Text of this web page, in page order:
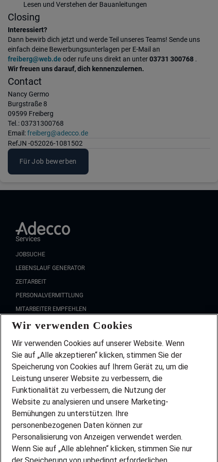
Lesen und Verstehen der Bauanleitungen
Closing
Interessiert?
Dann bewirb dich jetzt und werde Teil unseres Teams! Sende uns
einfach deine Bewerbungsunterlagen per E-Mail an
freiberg@web.de oder rufe uns direkt an unter03731 300768 .
Wir freuen uns darauf, dich kennenzulernen.
Contact
Nancy Germo
Burgstraße 8
09599 Freiberg
Tel.: 03731300768
Email:freiberg@adecco.de
RefJN -052026-1081502
Für Job bewerben
Services
JOBSUCHE
LEBENSLAUF GENERATOR
ZEITARBEIT
PERSONALVERMITTLUNG
MITARBEITER EMPFEHLEN
FAQ
Wir stellen ein!
DEINE BERUFSGRUPPE
DEINE LEBENSSITUATION
PARTNERSHIP WITH AIRBUS
INITIATIV BEWERBEN
ÜBER UNS
STANDORTE
BLOG
Wir verwenden Cookies
Wir verwenden Cookies auf unserer Website. Wenn
Sie auf „Alle akzeptieren“ klicken, stimmen Sie der
Speicherung von Cookies auf Ihrem Gerät zu, um die
Leistung unserer Website zu verbessern, die
Funktionalität zu verbessern, die Nutzung der
Website zu analysieren und unsere Marketing-
Bemühungen zu unterstützen. Ihre
personenbezogenen Daten können zur
Personalisierung von Anzeigen verwendet werden.
Wenn Sie auf „Alle ablehnen“ klicken, stimmen Sie nur